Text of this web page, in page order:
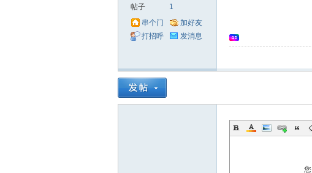
帖子
1
串个门
加好友
打招呼
发消息